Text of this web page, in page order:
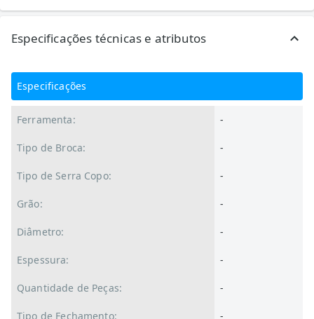
Especificações técnicas e atributos
Especificações
Ferramenta: -
Tipo de Broca: -
Tipo de Serra Copo: -
Grão: -
Diâmetro: -
Espessura: -
Quantidade de Peças: -
Tipo de Fechamento: -